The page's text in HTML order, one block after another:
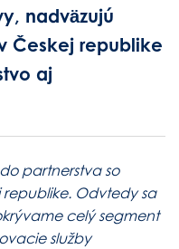
nadväzujú
Českej republike
aj
partnerstva so
republike. Odvtedy sa
celý segment
služby